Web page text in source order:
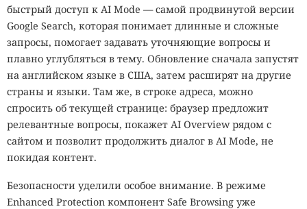
быстрый доступ к AI Mode — самой продвинутой версии
Google Search, которая понимает длинные и сложные
запросы, помогает задавать уточняющие вопросы и
плавно углубляться в тему. Обновление сначала запустят
на английском языке в США, затем расширят на другие
страны и языки. Там же, в строке адреса, можно
спросить об текущей странице: браузер предложит
релевантные вопросы, покажет AI Overview рядом с
сайтом и позволит продолжить диалог в AI Mode, не
покидая контент.
Безопасности уделили особое внимание. В режиме
Enhanced Protection компонент Safe Browsing уже